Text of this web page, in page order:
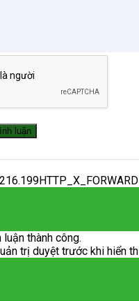
thành công.
trị duyệt trước khi hiển